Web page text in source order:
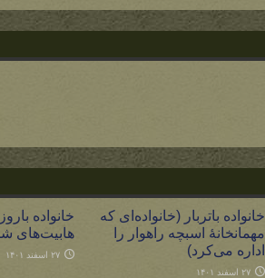
خانواده باتربار (خانواده‌ای که
مهمانخانۀ اسبچه راهوار را
اداره می‌کرد)
۲۷ اسفند ۱۴۰۱
خانواده
هابیت‌های
۲۷ اسفند ۱۴۰۱